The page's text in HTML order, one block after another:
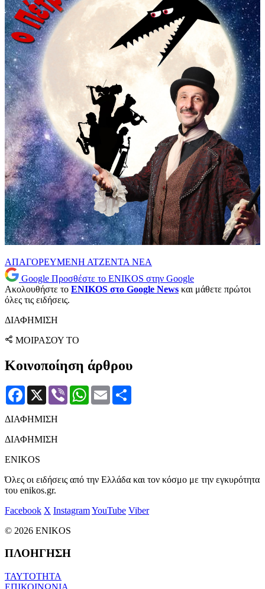
ΑΠΑΓΟΡΕΥΜΕΝΗ ΑΤΖΕΝΤΑ ΝΕΑ
Google Προσθέστε το ENIKOS στην Google
Ακολουθήστε το ENIKOS στο Google News και μάθετε πρώτοι
όλες τις ειδήσεις.
ΔΙΑΦΗΜΙΣΗ
ΜΟΙΡΑΣΟΥ ΤΟ
Κοινοποίηση άρθρου
Facebook
X Viber WhatsApp
Email
ΔΙΑΦΗΜΙΣΗ
ΔΙΑΦΗΜΙΣΗ
ENIKOS
Όλες οι ειδήσεις από την Ελλάδα και τον κόσμο με την εγκυρότητα
του enikos.gr.
Facebook X InstagramYouTube Viber
© 2026 ENIKOS
ΠΛΟΗΓΗΣΗ
ΤΑΥΤΟΤΗΤΑ